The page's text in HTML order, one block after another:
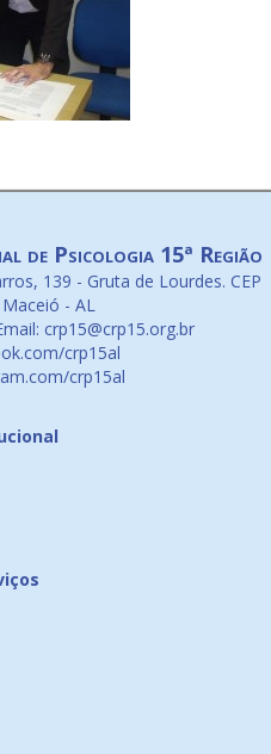
de Psicologia 15ª Região
139 - Gruta de Lourdes. CEP
- AL
crp15@crp15.org.br
crp15al
crp15al